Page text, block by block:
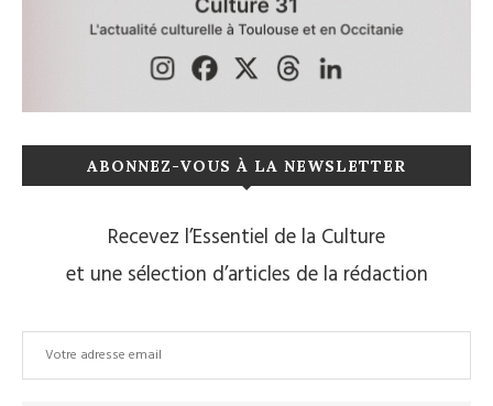
ABONNEZ-VOUS À LA NEWSLETTER
Recevez l’Essentiel de la Culture
et une sélection d’articles de la rédaction